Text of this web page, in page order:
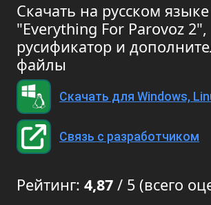
Скачать на русском
"Everything For Parovoz 2",
русификатор и
файлы
Скачать для Windows,
Связь с разработчиком
Рейтинг: 4,87 / 5 (всего